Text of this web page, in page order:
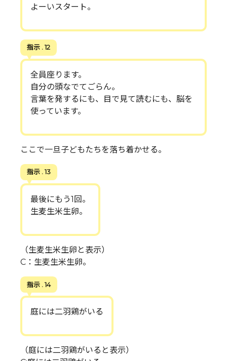
よーいスタート。
指示 . 12
全員座ります。
自分の頭なでてごらん。
言葉を発するにも、目で見て読むにも、脳を
使っています。
ここで一旦子どもたちを落ち着かせる。
指示 . 13
最後にもう1回。
生麦生米生卵。
（生麦生米生卵と表示）
C：生麦生米生卵。
指示 . 14
庭には二羽鶏がいる
（庭には二羽鶏がいると表示）